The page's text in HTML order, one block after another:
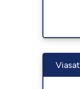
Viasat